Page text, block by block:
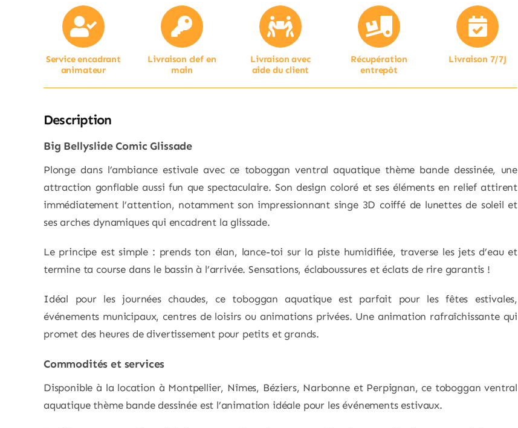
Service encadrant
animateur
Livraison clef en
main
Livraison avec
aide du client
Récupération
entrepôt
Livraison 7/7J
Description
Big Bellyslide Comic Glissade
Plonge dans l’ambiance estivale avec ce toboggan ventral aquatique thème bande dessinée, une
attraction gonflable aussi fun que spectaculaire. Son design coloré et ses éléments en relief attirent
immédiatement l’attention, notamment son impressionnant singe 3D coiffé de lunettes de soleil et
ses arches dynamiques qui encadrent la glissade.
Le principe est simple : prends ton élan, lance-toi sur la piste humidifiée, traverse les jets d’eau et
termine ta course dans le bassin à l’arrivée. Sensations, éclaboussures et éclats de rire garantis !
Idéal pour les journées chaudes, ce toboggan aquatique est parfait pour les fêtes estivales,
événements municipaux, centres de loisirs ou animations privées. Une animation rafraîchissante qui
promet des heures de divertissement pour petits et grands.
Commodités et services
Disponible à la location à Montpellier, Nîmes, Béziers, Narbonne et Perpignan, ce toboggan ventral
aquatique thème bande dessinée est l’animation idéale pour les événements estivaux.